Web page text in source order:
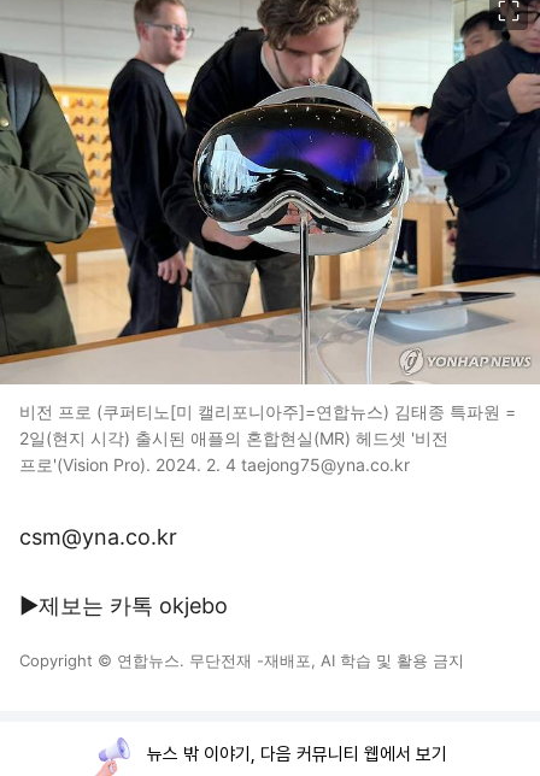
비전 프로 (쿠퍼티노[미 캘리포니아주]=연합뉴스) 김태종 특파원 =
2일(현지 시각) 출시된 애플의 혼합현실(MR) 헤드셋 '비전
프로'(Vision Pro). 2024. 2. 4 taejong75@yna.co.kr
csm@yna.co.kr
▶제보는 카톡 okjebo
Copyright © 연합뉴스. 무단전재 -재배포, AI 학습 및 활용 금지
뉴스 밖 이야기, 다음 커뮤니티 웹에서 보기